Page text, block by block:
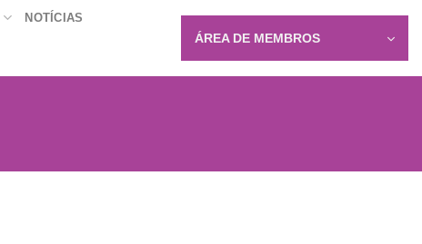
NOTÍCIAS
ÁREA DE MEMBROS